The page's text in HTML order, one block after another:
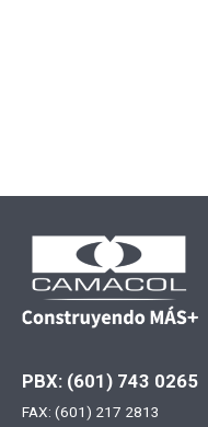
PBX: (601) 743 0265
FAX: (601) 217 2813